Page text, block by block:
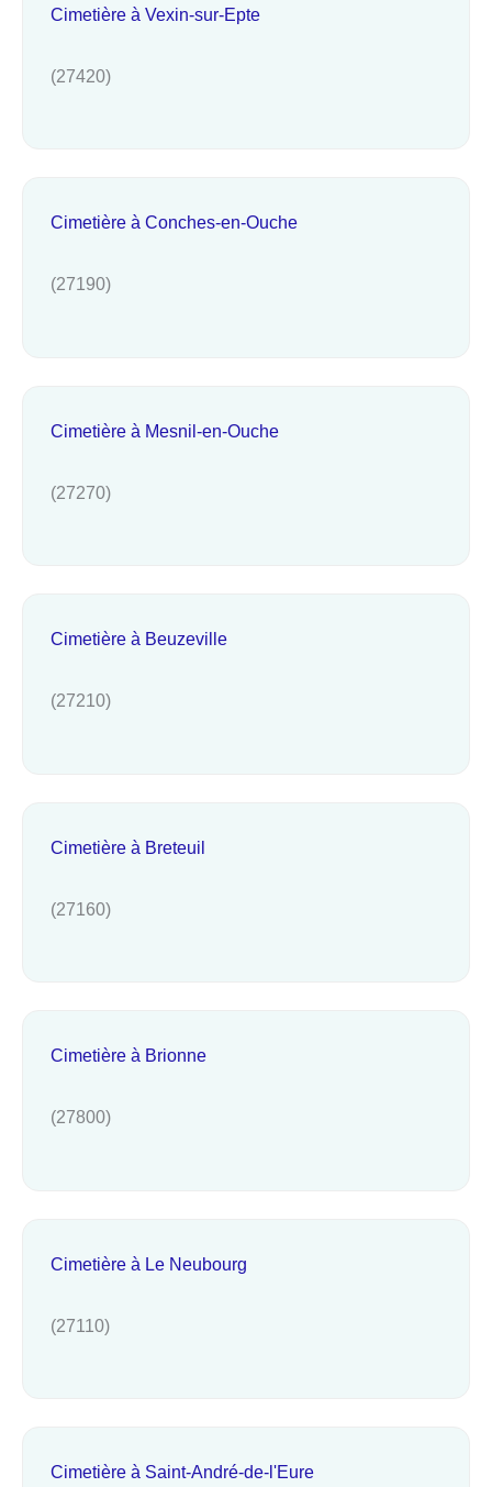
Cimetière à Vexin-sur-Epte
(27420)
Cimetière à Conches-en-Ouche
(27190)
Cimetière à Mesnil-en-Ouche
(27270)
Cimetière à Beuzeville
(27210)
Cimetière à Breteuil
(27160)
Cimetière à Brionne
(27800)
Cimetière à Le Neubourg
(27110)
Cimetière à Saint-André-de-l'Eure